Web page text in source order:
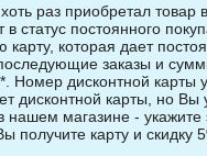
раз приобретал товар
статус постоянного
карту, которая дает
заказы и
Номер дисконтной карты
дисконтной карты, но Вы
нашем магазине - укажите
получите карту и скидку